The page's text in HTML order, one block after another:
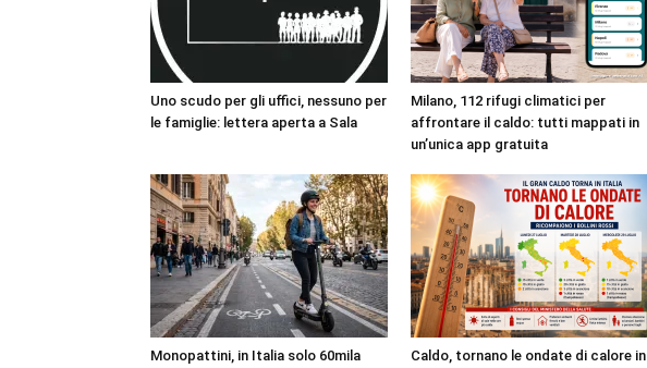
Uno scudo per gli uffici, nessuno per
le famiglie: lettera aperta a Sala
Milano, 112 rifugi climatici per
affrontare il caldo: tutti mappati in
un’unica app gratuita
Monopattini, in Italia solo 60mila
Caldo, tornano le ondate di calore in